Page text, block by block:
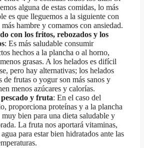
alguna de estas comidas, lo más
es que lleguemos a la siguiente con
hambre y comamos con ansiedad.
con los fritos, rebozados y los
: Es más saludable consumir
hechos a la plancha o al horno,
grasas. A los helados es difícil
pero hay alternativas; los helados
de frutas o yogur son más sanos y
menos azúcares y calorías.
y fruta: En el caso del
proporciona proteínas y a la plancha
bien para una dieta saludable y
La fruta nos aportará vitaminas,
para estar bien hidratados ante las